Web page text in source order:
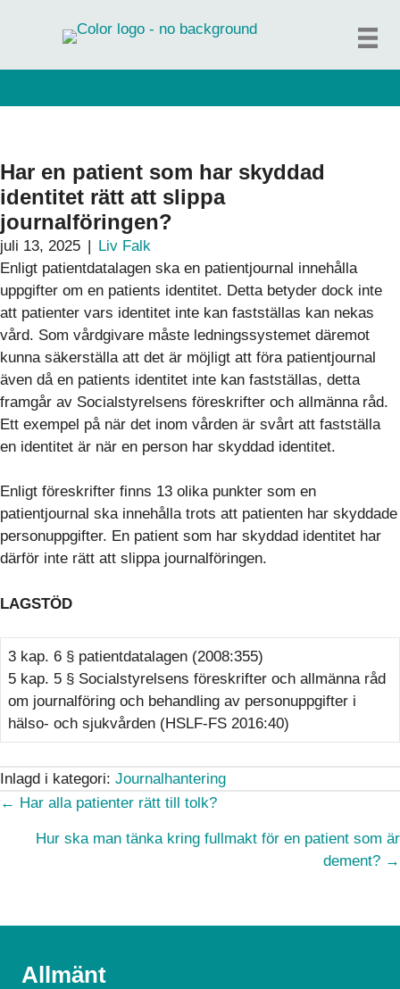
Har en patient som har skyddad
identitet rätt att slippa
journalföringen?
juli 13, 2025 | Liv Falk
Enligt patientdatalagen ska en patientjournal innehålla
uppgifter om en patients identitet. Detta betyder dock inte
att patienter vars identitet inte kan fastställas kan nekas
vård. Som vårdgivare måste ledningssystemet däremot
kunna säkerställa att det är möjligt att föra patientjournal
även då en patients identitet inte kan fastställas, detta
framgår av Socialstyrelsens föreskrifter och allmänna råd.
Ett exempel på när det inom vården är svårt att fastställa
en identitet är när en person har skyddad identitet.
Enligt föreskrifter finns 13 olika punkter som en
patientjournal ska innehålla trots att patienten har skyddade
personuppgifter. En patient som har skyddad identitet har
därför inte rätt att slippa journalföringen.
LAGSTÖD
3 kap. 6 § patientdatalagen (2008:355)
5 kap. 5 § Socialstyrelsens föreskrifter och allmänna råd
om journalföring och behandling av personuppgifter i
hälso- och sjukvården (HSLF-FS 2016:40)
Inlagd i kategori: Journalhantering
Posts
navigation
← Har alla patienter rätt till tolk?
Hur ska man tänka kring fullmakt för en patient som är
dement? →
Allmänt